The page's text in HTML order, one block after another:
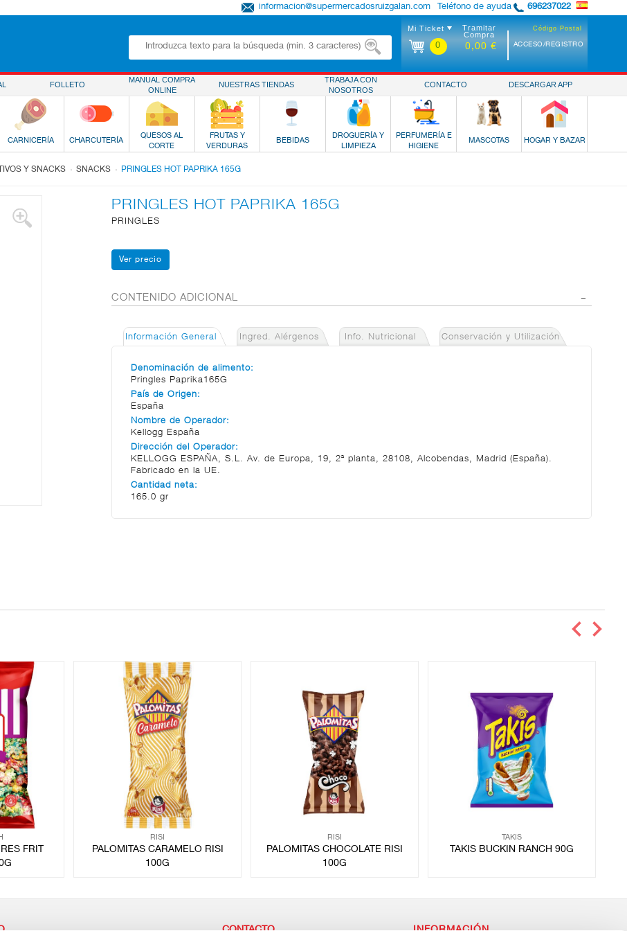
Teléfono de ayuda 696237022
informacion@supermercadosruizgalan.com
Código Postal
ACCESO/REGISTRO
Mi Ticket
0
Tramitar
Compra
0,00 €
FOLLETO
MANUAL COMPRA
ONLINE
NUESTRAS TIENDAS
TRABAJA CON
NOSOTROS
CONTACTO DESCARGAR APP
CARNICERÍA CHARCUTERÍA
QUESOS AL
CORTE
FRUTAS Y
VERDURAS
BEBIDAS
DROGUERÍA Y
LIMPIEZA
PERFUMERÍA E
HIGIENE
MASCOTAS HOGAR Y BAZAR
Y SNACKS . SNACKS . PRINGLES HOT PAPRIKA 165G
PRINGLES HOT PAPRIKA 165G
PRINGLES
CONTENIDO ADICIONAL
Información General Ingred. Alérgenos Info. Nutricional Conservación y Utilización
Denominación de alimento:
Pringles Paprika165G
País de Origen:
España
Nombre de Operador:
Kellogg España
Dirección del Operador:
KELLOGG ESPAÑA, S.L. Av. de Europa, 19, 2ª planta, 28108, Alcobendas, Madrid (España).
Fabricado en la UE.
Cantidad neta:
165.0 gr
FRIT
RISI
PALOMITAS CARAMELO RISI
100G
RISI
PALOMITAS CHOCOLATE RISI
100G
TAKIS
TAKIS BUCKIN RANCH 90G